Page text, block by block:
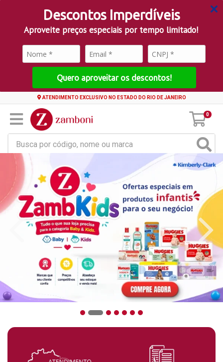
Descontos Imperdíveis
Aproveite preços especiais por tempo limitado!
Quero aproveitar os descontos!
ATENDIMENTO EXCLUSIVO NO ESTADO DO RIO DE JANEIRO
0